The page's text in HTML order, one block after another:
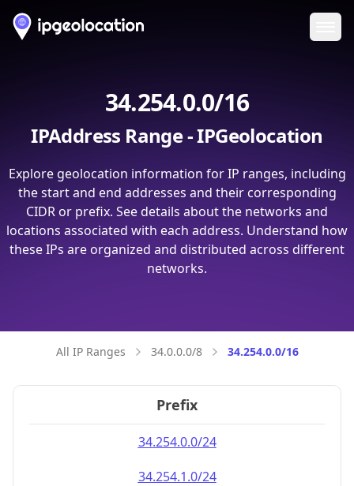
34.254.0.0/16
IPAddress Range - IPGeolocation
Explore geolocation information for IP ranges, including
the start and end addresses and their corresponding
CIDR or prefix. See details about the networks and
locations associated with each address. Understand how
these IPs are organized and distributed across different
networks.
All IP Ranges 34.0.0.0/8 34.254.0.0/16
Prefix
34.254.0.0/24
34.254.1.0/24